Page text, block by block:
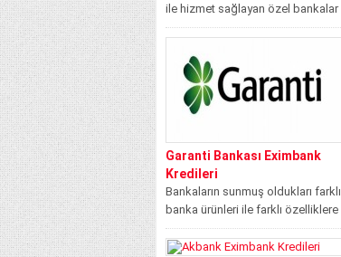
ile hizmet sağlayan özel bankalar
arasında yer...
Garanti Bankası Eximbank
Kredileri
Bankaların sunmuş oldukları farklı
banka ürünleri ile farklı özelliklere
ve farklı ihtiyaçlara sahip olan
müşterilerine...